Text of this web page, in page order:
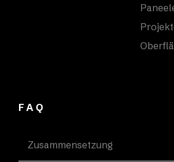
FAQ
Zusammensetzung